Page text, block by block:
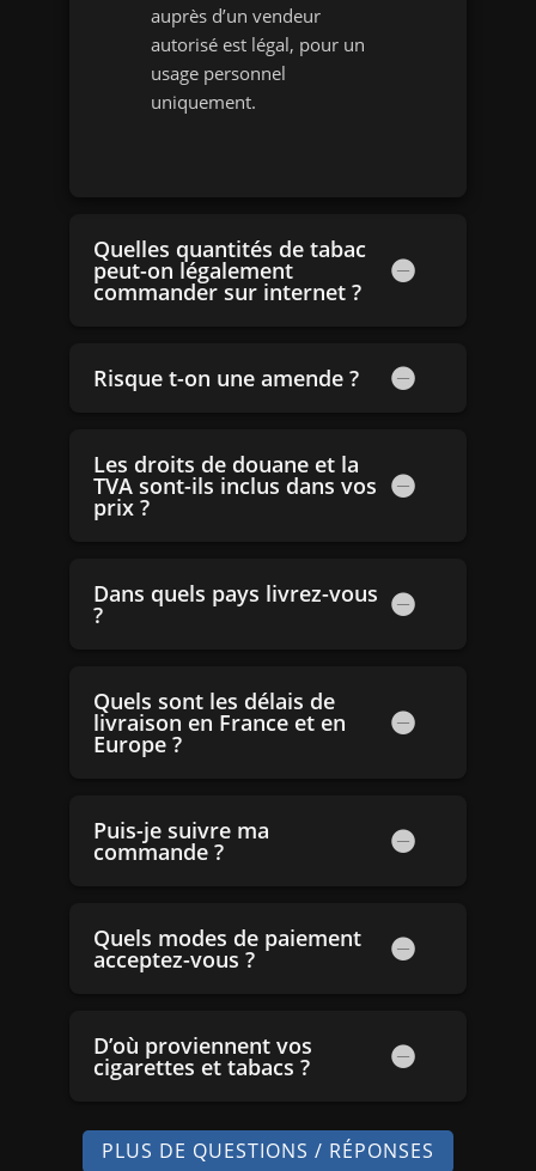
auprès d’un vendeur
autorisé est légal, pour un
usage personnel
uniquement.
Quelles quantités de tabac
peut-on légalement
commander sur internet ?
Risque t-on une amende ?
Les droits de douane et la
TVA sont-ils inclus dans vos
prix ?
Dans quels pays livrez-vous
?
Quels sont les délais de
livraison en France et en
Europe ?
Puis-je suivre ma
commande ?
Quels modes de paiement
acceptez-vous ?
D’où proviennent vos
cigarettes et tabacs ?
PLUS DE QUESTIONS / RÉPONSES